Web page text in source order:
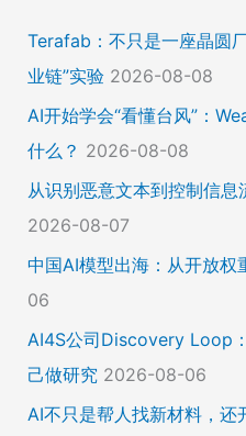
Terafab：不只是一座晶圆
业链”实验 2026-08-08
AI开始学会“看懂台风”：
什么？ 2026-08-08
从识别恶意文本到控制信
2026-08-07
中国AI模型出海：从开放权
06
AI4S公司Discovery Loop
己做研究 2026-08-06
AI不只是帮人找新材料，还